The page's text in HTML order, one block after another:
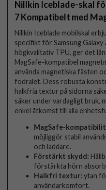
Nillkin Iceblade-skal
7 Kompatibelt med
Nillkin Iceblade mobilskal
specifikt för Samsung Galaxy
högkvalitativ TPU, ger det
MagSafe-kompatibel
använda magnetiska fästen
fodralet. Dess robusta
halkfria textur på sidorna
säker under vardagligt bruk,
enkel åtkomst till alla
MagSafe-
möjliggör stabil
och laddare.
Förstärkt skydd:
förstärkta hörn
Halkfri textur: ytan
användarkomfort.